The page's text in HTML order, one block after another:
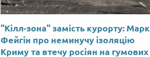
"Кілл-зона" замість курорту: Марк
Фейгін про неминучу ізоляцію
Криму та втечу росіян на гумових